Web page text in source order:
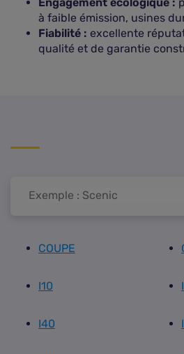
à faible émission, usines
Fiabilité : excellente
qualité et de garantie
COUPE
I10
I40